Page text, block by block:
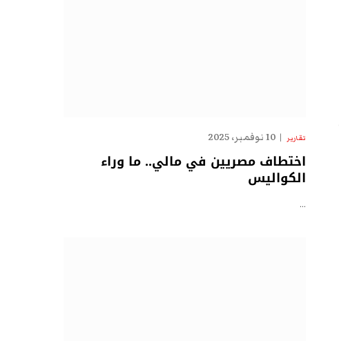
تقارير 10 نوفمبر، 2025
اختطاف مصريين في مالي.. ما وراء
الكواليس
…